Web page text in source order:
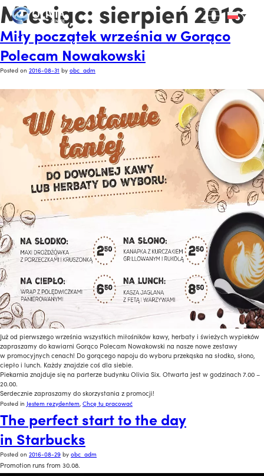
Miesiąc: sierpień 2016
Miły początek września w Gorąco
Polecam Nowakowski
Posted on 2016-08-31 by obc_adm
Już od pierwszego września wszystkich miłośników kawy, herbaty i świeżych wypieków
zapraszamy do kawiarni Gorąco Polecam Nowakowski na nasze nowe zestawy
w promocyjnych cenach! Do gorącego napoju do wyboru przekąska na słodko, słono,
ciepło i lunch. Każdy znajdzie coś dla siebie.
Piekarnia znajduje się na parterze budynku Olivia Six. Otwarta jest w godzinach 7.00 –
20.00.
Serdecznie zapraszamy do skorzystania z promocji!
Posted in Jestem rezydentem, Chcę tu pracować
The perfect start to the day
in Starbucks
Posted on 2016-08-29 by obc_adm
Promotion runs from 30.08.